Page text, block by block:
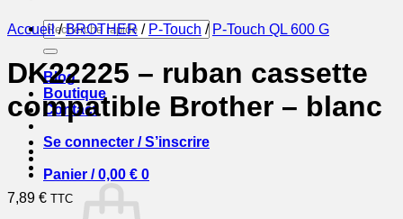
Recherche
pour :
Blog
Boutique
Contact
Se connecter / S’inscrire
Panier /0,00 € 0
Accueil / BROTHER / P-Touch / P-Touch QL 600 G
DK22225 – ruban cassette
compatible Brother – blanc
7,89 € TTC